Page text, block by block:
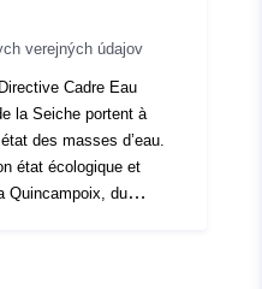
verejných údajov
Cadre Eau
la Seiche portent à
des masses d’eau.
état écologique et
Quincampoix, du